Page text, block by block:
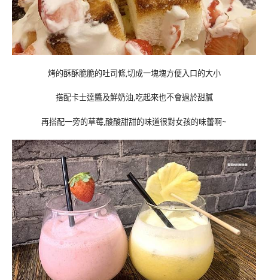
烤的酥酥脆脆的吐司條,切成一塊塊方便入口的大小
搭配卡士達醬及鮮奶油,吃起來也不會過於甜膩
再搭配一旁的草莓,酸酸甜甜的味道很對女孩的味蕾啊~